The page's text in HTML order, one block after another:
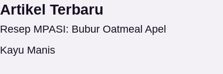
Artikel Terbaru
Resep MPASI: Bubur Oatmeal Apel
Kayu Manis